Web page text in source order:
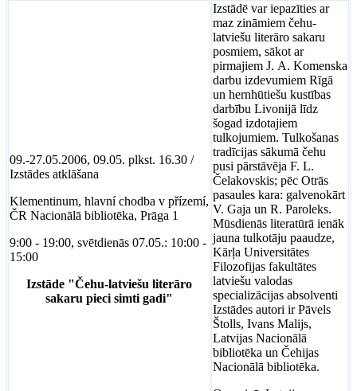
09.-27.05.2006, 09.05. plkst. 16.30 /
Izstādes atklāšana
Klementinum, hlavní chodba v přízemí,
ČR Nacionālā bibliotēka, Prāga 1
9:00 - 19:00, svētdienās 07.05.: 10:00 -
15:00
Izstāde "Čehu-latviešu literāro
sakaru pieci simti gadi"
Izstādē var iepazīties ar
maz zināmiem čehu-
latviešu literāro sakaru
posmiem, sākot ar
pirmajiem J. A. Komenska
darbu izdevumiem Rīgā
un hernhūtiešu kustības
darbību Livonijā līdz
šogad izdotajiem
tulkojumiem. Tulkošanas
tradīcijas sākumā čehu
pusi pārstāvēja F. L.
Čelakovskis; pēc Otrās
pasaules kara: galvenokārt
V. Gaja un R. Paroleks.
Mūsdienās literatūrā ienāk
jauna tulkotāju paaudze,
Kārļa Universitātes
Filozofijas fakultātes
latviešu valodas
specializācijas absolventi
Izstādes autori ir Pāvels
Štolls, Ivans Malijs,
Latvijas Nacionālā
bibliotēka un Čehijas
Nacionālā bibliotēka.